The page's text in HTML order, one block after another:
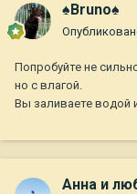
♠Bruno♠
Попробуйте не
но с влагой.
Вы заливаете водой
Анна и